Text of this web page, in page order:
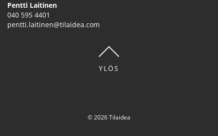
Pentti Laitinen
040 595 4401
pentti.laitinen@tilaidea.com
YLÖS
© 2026 Tilaidea